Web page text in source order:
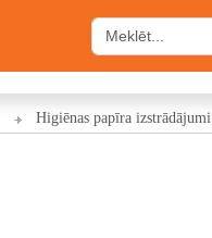
Higiēnas papīra izstrādājumi